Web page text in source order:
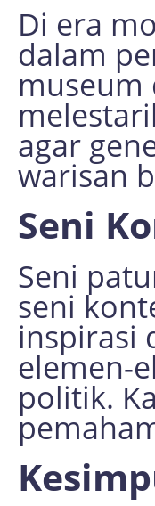
Di era
dalam
museum
agar
warisan
Seni
Seni
seni
inspirasi
elemen-
politik.